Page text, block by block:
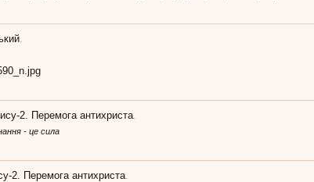
.
2. Перемога антихриста.
- це сила
2. Перемога антихриста.